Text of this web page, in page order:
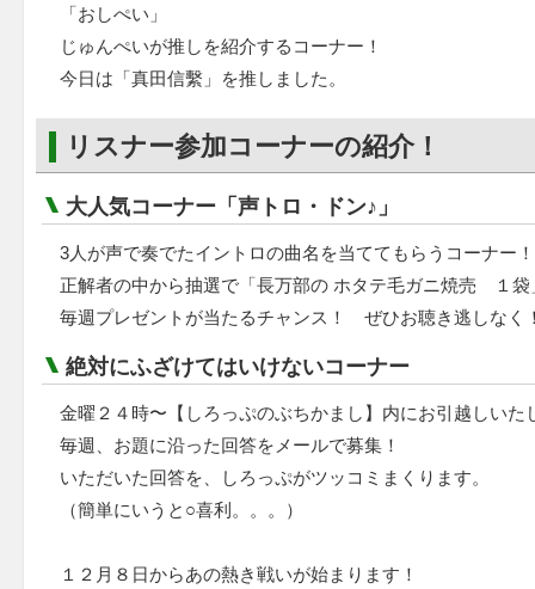
「おしぺい」
じゅんぺいが推しを紹介するコーナー！
今日は「真田信繫」を推しました。
リスナー参加コーナーの紹介！
大人気コーナー「声トロ・ドン♪」
3人が声で奏でたイントロの曲名を当ててもらうコーナー！
正解者の中から抽選で「長万部の ホタテ毛ガニ焼売 １袋
毎週プレゼントが当たるチャンス！ ぜひお聴き逃しなく
絶対にふざけてはいけないコーナー
金曜２４時〜【しろっぷのぶちかまし】内にお引越しいた
毎週、お題に沿った回答をメールで募集！
いただいた回答を、しろっぷがツッコミまくります。
（簡単にいうと○喜利。。。）
１２月８日からあの熱き戦いが始まります！